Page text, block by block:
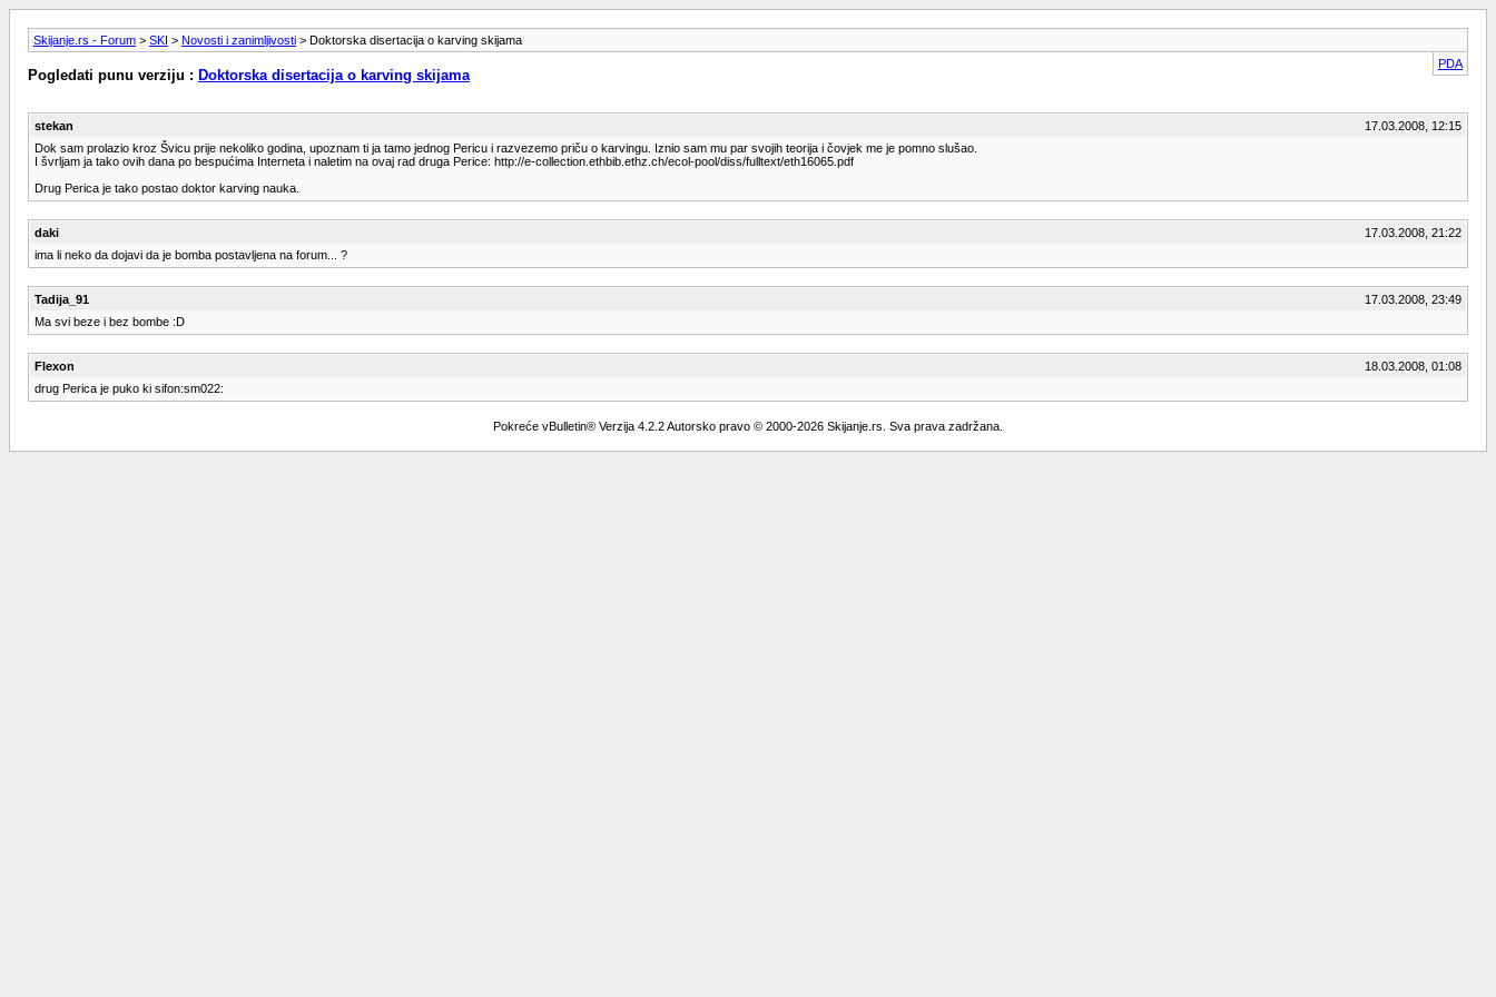
Skijanje.rs - Forum > SKI > Novosti i zanimljivosti > Doktorska disertacija o karving skijama
PDA
Pogledati punu verziju : Doktorska disertacija o karving skijama
stekan
17.03.2008, 12:15
Dok sam prolazio kroz Švicu prije nekoliko godina, upoznam ti ja tamo jednog Pericu i razvezemo priču o karvingu. Iznio sam mu par svojih teorija i čovjek me je pomno slušao.
I švrljam ja tako ovih dana po bespućima Interneta i naletim na ovaj rad druga Perice: http://e-collection.ethbib.ethz.ch/ecol-pool/diss/fulltext/eth16065.pdf
Drug Perica je tako postao doktor karving nauka.
daki
17.03.2008, 21:22
ima li neko da dojavi da je bomba postavljena na forum... ?
Tadija_91
17.03.2008, 23:49
Ma svi beze i bez bombe :D
Flexon
18.03.2008, 01:08
drug Perica je puko ki sifon:sm022:
Pokreće vBulletin® Verzija 4.2.2 Autorsko pravo © 2000-2026 Skijanje.rs. Sva prava zadržana.